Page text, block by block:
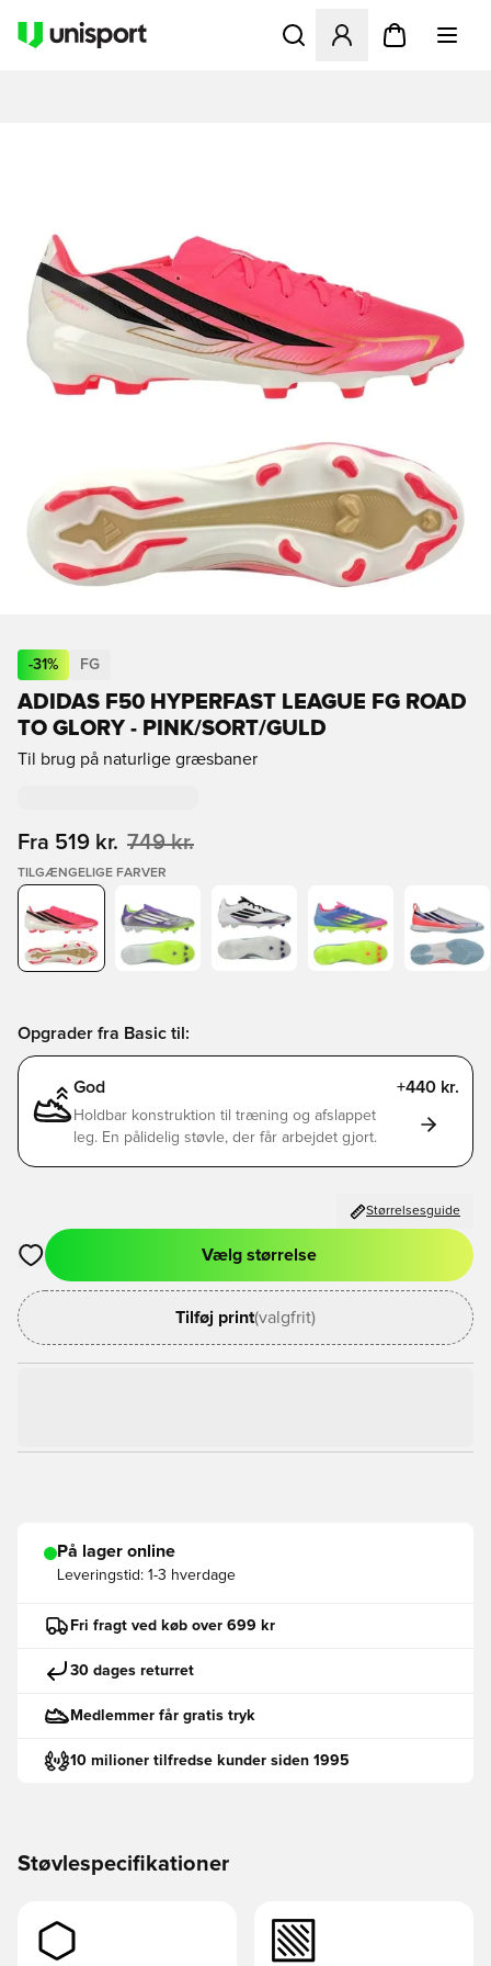
Åbner en Modal til at
-31% FG
ADIDAS F50 HYPERFAST LEAGUE FG ROAD
TO GLORY - PINK/SORT/GULD
Til brug på naturlige græsbaner
Fra 519 kr. 749 kr.
TILGÆNGELIGE FARVER
Opgrader fra Basic til:
God +440 kr.
Holdbar konstruktion til træning og afslappet
leg. En pålidelig støvle, der får arbejdet gjort.
Størrelsesguide
Åbner en Modal til at logge ind eller tilmelde dig som medlem
Vælg størrelse
Tilføj print(valgfrit)
På lager online
Leveringstid: 1-3 hverdage
Fri fragt ved køb over 699 kr
30 dages returret
Medlemmer får gratis tryk
10 milioner tilfredse kunder siden 1995
Støvlespecifikationer